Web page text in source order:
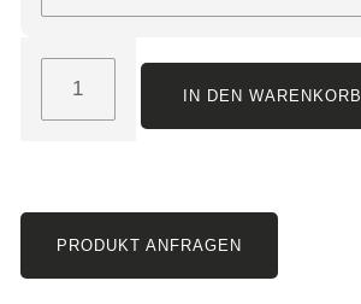
IN DEN WARENKORB
PRODUKT ANFRAGEN